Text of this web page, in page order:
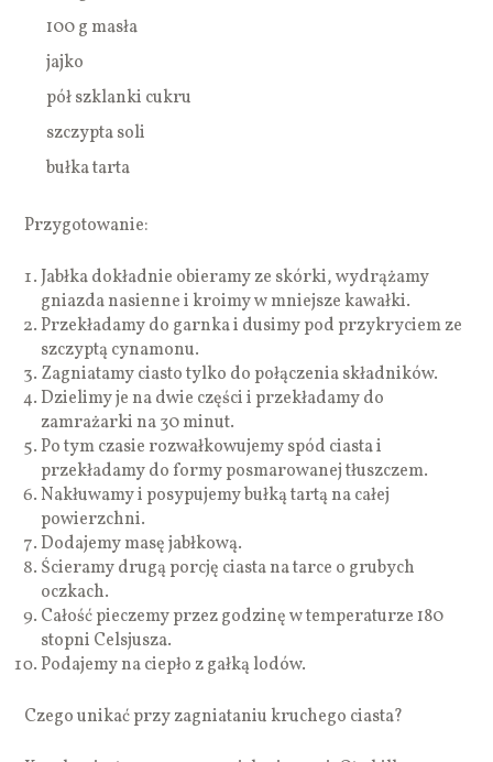
100 g masła
jajko
pół szklanki cukru
szczypta soli
bułka tarta
Przygotowanie:
Jabłka dokładnie obieramy ze skórki, wydrążamy
gniazda nasienne i kroimy w mniejsze kawałki.
Przekładamy do garnka i dusimy pod przykryciem ze
szczyptą cynamonu.
Zagniatamy ciasto tylko do połączenia składników.
Dzielimy je na dwie części i przekładamy do
zamrażarki na 30 minut.
Po tym czasie rozwałkowujemy spód ciasta i
przekładamy do formy posmarowanej tłuszczem.
Nakłuwamy i posypujemy bułką tartą na całej
powierzchni.
Dodajemy masę jabłkową.
Ścieramy drugą porcję ciasta na tarce o grubych
oczkach.
Całość pieczemy przez godzinę w temperaturze 180
stopni Celsjusza.
Podajemy na ciepło z gałką lodów.
Czego unikać przy zagniataniu kruchego ciasta?